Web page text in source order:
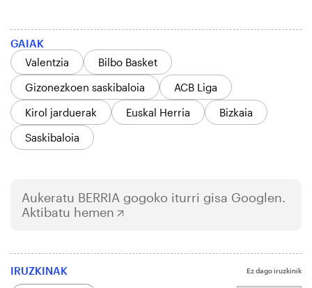
GAIAK
Valentzia
Bilbo Basket
Gizonezkoen saskibaloia
ACB Liga
Kirol jarduerak
Euskal Herria
Bizkaia
Saskibaloia
Aukeratu BERRIA gogoko iturri gisa Googlen.
Aktibatu hemen
IRUZKINAK Ez dago iruzkinik